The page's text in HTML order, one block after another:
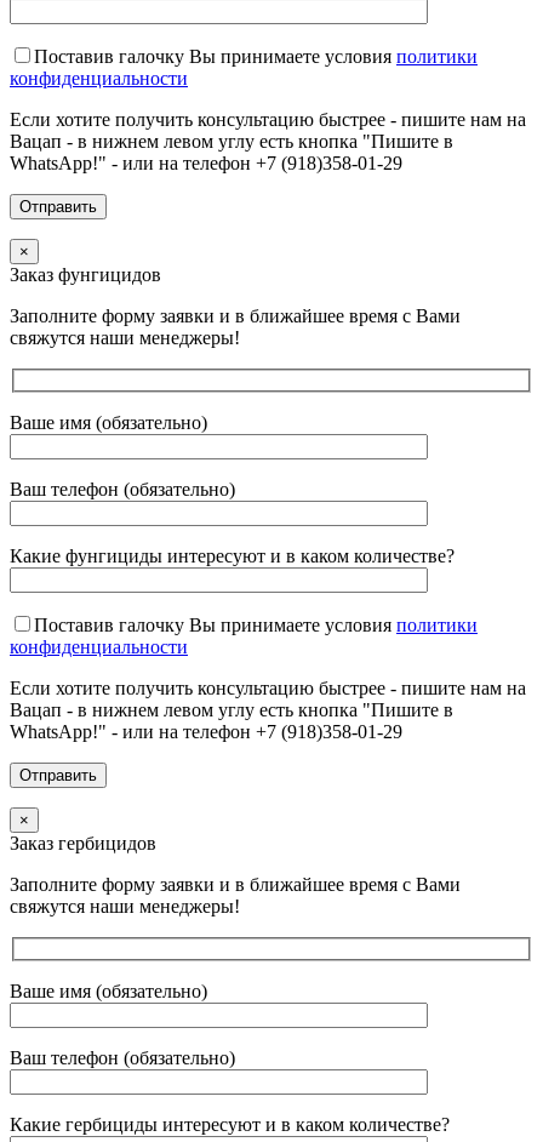
Поставив галочку Вы принимаете условия политики
конфиденциальности
Если хотите получить консультацию быстрее - пишите нам на
Вацап - в нижнем левом углу есть кнопка "Пишите в
WhatsApp!" - или на телефон +7 (918)358-01-29
×
Заказ фунгицидов
Заполните форму заявки и в ближайшее время с Вами
свяжутся наши менеджеры!
Ваше имя (обязательно)
Ваш телефон (обязательно)
Какие фунгициды интересуют и в каком количестве?
Поставив галочку Вы принимаете условия политики
конфиденциальности
Если хотите получить консультацию быстрее - пишите нам на
Вацап - в нижнем левом углу есть кнопка "Пишите в
WhatsApp!" - или на телефон +7 (918)358-01-29
×
Заказ гербицидов
Заполните форму заявки и в ближайшее время с Вами
свяжутся наши менеджеры!
Ваше имя (обязательно)
Ваш телефон (обязательно)
Какие гербициды интересуют и в каком количестве?